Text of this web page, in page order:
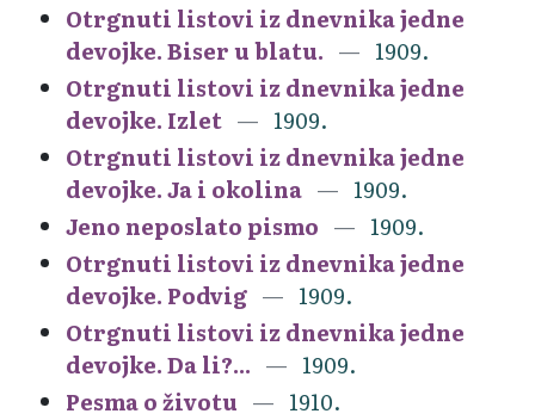
Otrgnuti listovi iz dnevnika jedne
devojke. Biser u blatu.
1909.
Otrgnuti listovi iz dnevnika jedne
devojke. Izlet
1909.
Otrgnuti listovi iz dnevnika jedne
devojke. Ja i okolina
1909.
Jeno neposlato pismo
1909.
Otrgnuti listovi iz dnevnika jedne
devojke. Podvig
1909.
Otrgnuti listovi iz dnevnika jedne
devojke. Da li?...
1909.
Pesma o životu
1910.